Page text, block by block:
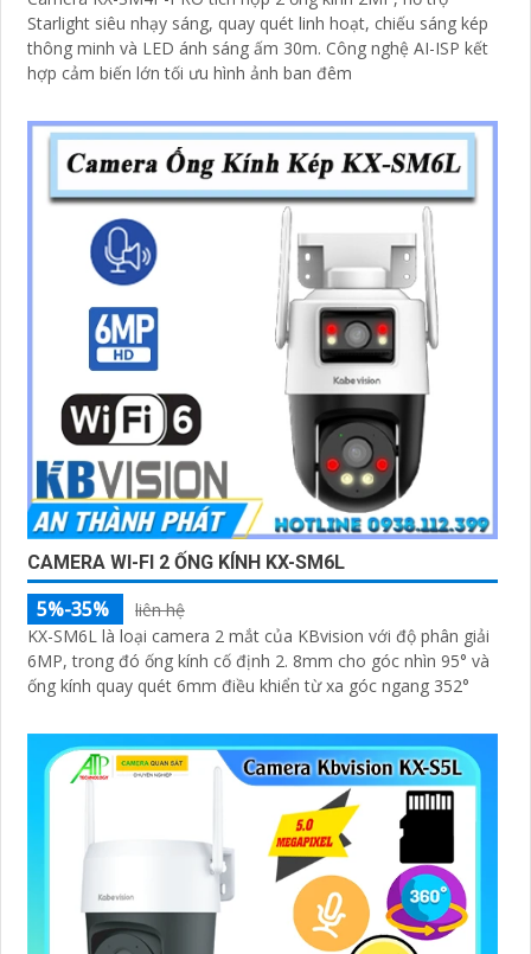
Starlight siêu nhạy sáng, quay quét linh hoạt, chiếu sáng kép
thông minh và LED ánh sáng ấm 30m. Công nghệ AI-ISP kết
hợp cảm biến lớn tối ưu hình ảnh ban đêm
CAMERA WI-FI 2 ỐNG KÍNH KX-SM6L
5%-35%
liên hệ
KX-SM6L là loại camera 2 mắt của KBvision với độ phân giải
6MP, trong đó ống kính cố định 2. 8mm cho góc nhìn 95° và
ống kính quay quét 6mm điều khiển từ xa góc ngang 352°